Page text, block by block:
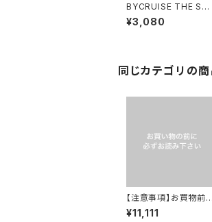
BYCRUISE THE SOC
KS
¥3,080
同じカテゴリの商
【注意事項】お買物前に
必ずお読みください。
¥11,111